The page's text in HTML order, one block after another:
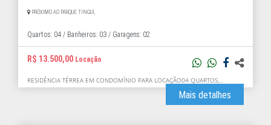
PRÓXIMO AO PARQUE TINGUI,
Quartos: 04 / Banheiros: 03 / Garagens: 02
R$ 13.500,00 Locação
RESIDÊNCIA TÉRREA EM CONDOMÍNIO PARA LOCAÇÃO04 QUARTOS,…
Mais detalhes